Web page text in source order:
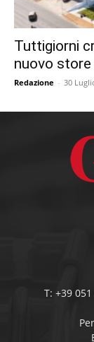
Tuttigiorni
nuovo store
Redazione - 30
T: +39